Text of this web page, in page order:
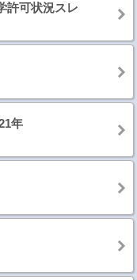
許可状況スレ
年